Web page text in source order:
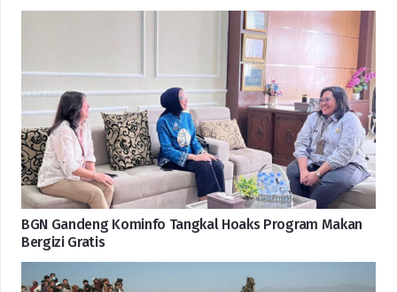
BGN Gandeng Kominfo Tangkal Hoaks Program Makan
Bergizi Gratis